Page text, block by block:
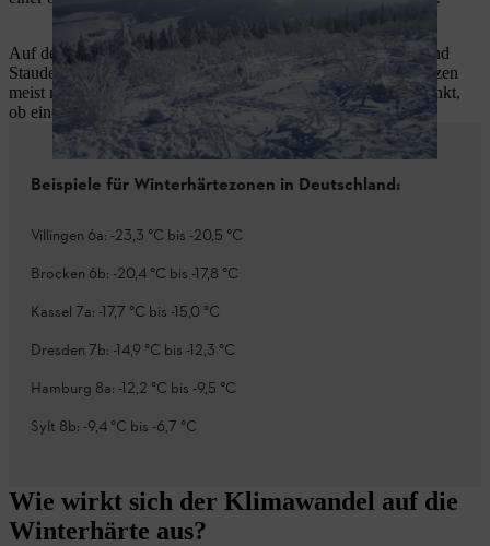
Auf den Internetseiten oder in Katalogen von Baumschulen und
Staudengärtnereien werden die Winterhärtegrade für die Pflanzen
meist mit angegeben. Damit haben Sie einen ersten Anhaltspunkt,
ob eine Pflanze in Ihrem Garten winterhart ist.
Beispiele für Winterhärtezonen in Deutschland:
Villingen 6a: -23,3 °C bis -20,5 °C
Brocken 6b: -20,4 °C bis -17,8 °C
Kassel 7a: -17,7 °C bis -15,0 °C
Dresden 7b: -14,9 °C bis -12,3 °C
Hamburg 8a: -12,2 °C bis -9,5 °C
Sylt 8b: -9,4 °C bis -6,7 °C
Wie wirkt sich der Klimawandel auf die
Winterhärte aus?